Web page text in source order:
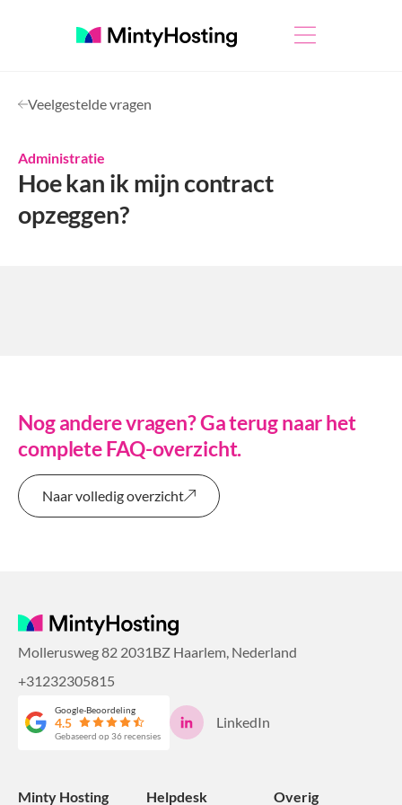
Veelgestelde vragen
Administratie
Hoe kan ik mijn contract
opzeggen?
Nog andere vragen? Ga terug naar het
complete FAQ-overzicht.
Naar volledig overzicht
Mollerusweg 82 2031BZ Haarlem, Nederland
+31232305815
Google-Beoordeling
4.5
Gebaseerd op 36 recensies
LinkedIn
Minty Hosting Helpdesk Overig